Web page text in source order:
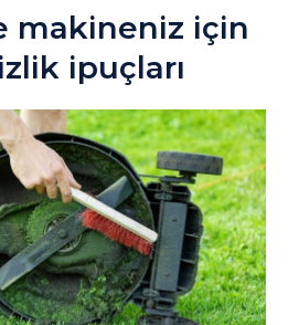
makineniz için
ipuçları